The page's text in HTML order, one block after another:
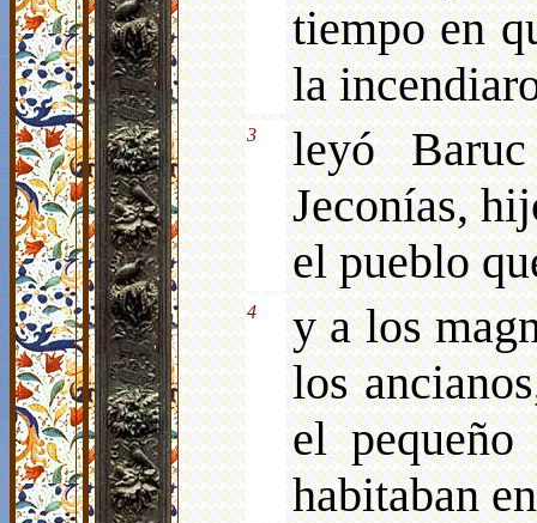
tiempo en
la
3
leyó
Jeconías,
el pueblo
4
y a los
los
el
habitaban